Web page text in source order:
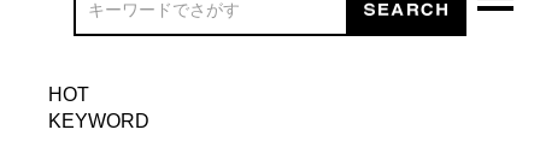
HOT
KEYWORD